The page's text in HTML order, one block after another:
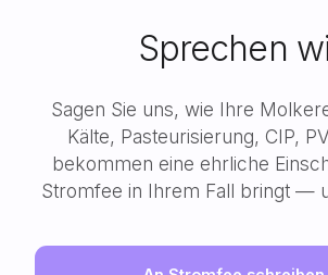
Sprechen
Sagen Sie uns, wie Ihre
Kälte, Pasteurisierung, CIP,
bekommen eine ehrliche
Stromfee in Ihrem Fall bringt —